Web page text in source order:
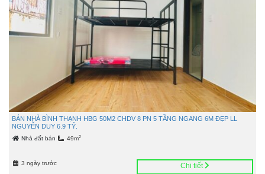
BÁN NHÀ BÌNH THẠNH HBG 50M2 CHDV 8 PN 5 TẦNG NGANG 6M ĐẸP LL
NGUYỄN DUY 6.9 TỶ.
Nhà đất bán 49m2
3 ngày trước Chi tiết